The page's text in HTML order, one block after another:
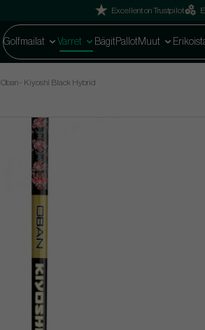
Excellent on Trustpilot
Golfmailat Varret Bägit Pallot Muut
Oban - Kiyoshi Black Hybrid